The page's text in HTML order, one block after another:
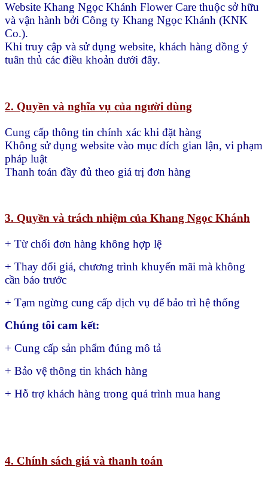
Website Khang Ngọc Khánh Flower Care thuộc sở hữu
và vận hành bởi Công ty Khang Ngọc Khánh (KNK
Co.).
Khi truy cập và sử dụng website, khách hàng đồng ý
tuân thủ các điều khoản dưới đây.
2. Quyền và nghĩa vụ của người dùng
Cung cấp thông tin chính xác khi đặt hàng
Không sử dụng website vào mục đích gian lận, vi phạm
pháp luật
Thanh toán đầy đủ theo giá trị đơn hàng
3. Quyền và trách nhiệm của Khang Ngọc Khánh
+ Từ chối đơn hàng không hợp lệ
+ Thay đổi giá, chương trình khuyến mãi mà không
cần báo trước
+ Tạm ngừng cung cấp dịch vụ để bảo trì hệ thống
Chúng tôi cam kết:
+ Cung cấp sản phẩm đúng mô tả
+ Bảo vệ thông tin khách hàng
+ Hỗ trợ khách hàng trong quá trình mua hang
4. Chính sách giá và thanh toán